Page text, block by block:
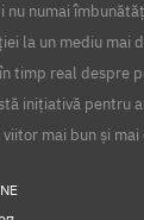
nu numai
la un mediu mai
timp real despre
inițiativă pentru
mai bun și